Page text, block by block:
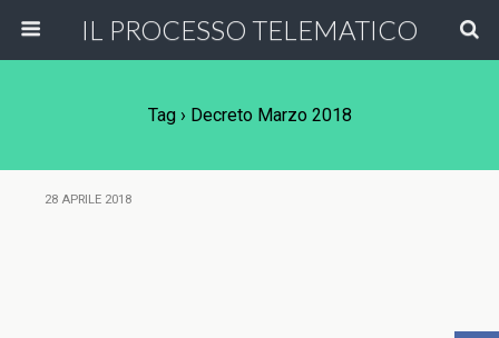
IL PROCESSO TELEMATICO
Tag › Decreto Marzo 2018
28 APRILE 2018